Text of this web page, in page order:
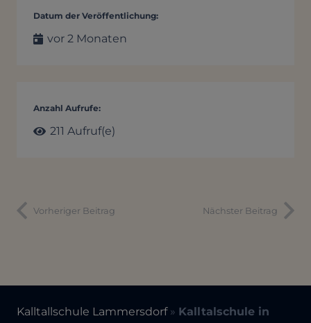
Datum der Veröffentlichung:
vor 2 Monaten
Anzahl Aufrufe:
211 Aufruf(e)
Vorheriger Beitrag Nächster Beitrag
Kalltallschule Lammersdorf» Kalltalschule in